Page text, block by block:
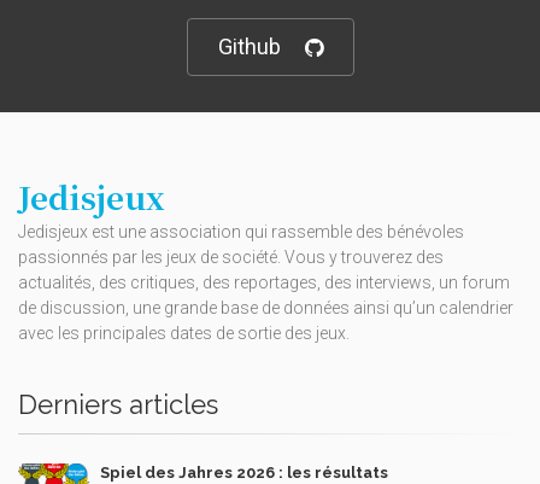
Github
Jedisjeux
Jedisjeux est une association qui rassemble des bénévoles
passionnés par les jeux de société. Vous y trouverez des
actualités, des critiques, des reportages, des interviews, un forum
de discussion, une grande base de données ainsi qu’un calendrier
avec les principales dates de sortie des jeux.
Derniers articles
Spiel des Jahres 2026 : les résultats